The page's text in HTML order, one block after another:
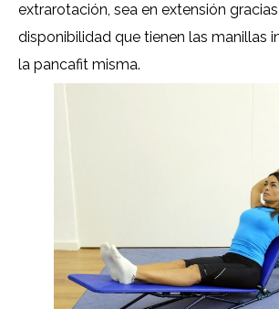
extrarotación, sea en extensión
disponibilidad que tienen las manillas
la pancafit misma.